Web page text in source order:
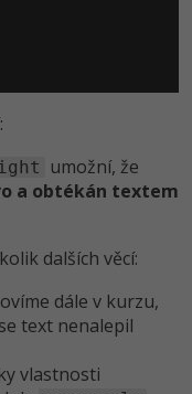
umožní, že
a obtékán textem
dalších věcí:
dále v kurzu,
text nenalepil
vlastnosti